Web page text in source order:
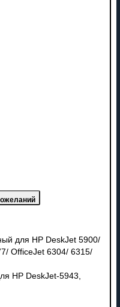
для HP DeskJet 5900/
OfficeJet 6304/ 6315/
HP DeskJet-5943,